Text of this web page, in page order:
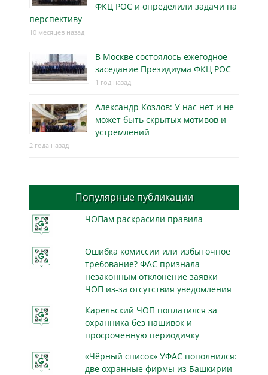
ФКЦ РОС и определили задачи на
перспективу
10 месяцев назад
В Москве состоялось ежегодное
заседание Президиума ФКЦ РОС
1 год назад
Александр Козлов: У нас нет и не
может быть скрытых мотивов и
устремлений
2 года назад
Популярные публикации
ЧОПам раскрасили правила
Ошибка комиссии или избыточное
требование? ФАС признала
незаконным отклонение заявки
ЧОП из-за отсутствия уведомления
Карельский ЧОП поплатился за
охранника без нашивок и
просроченную периодичку
«Чёрный список» УФАС пополнился:
две охранные фирмы из Башкирии